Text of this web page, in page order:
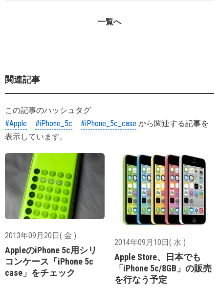
一覧へ
関連記事
この記事のハッシュタグ
#Apple
#iPhone_5c #iPhone_5c_case から関連する記事を
表示しています。
2013年09月20日( 金 )
AppleのiPhone 5c用シリ
コンケース「iPhone 5c
case」をチェック
2014年09月10日( 水 )
Apple Store、日本でも
「iPhone 5c/8GB」の販売
を行なう予定